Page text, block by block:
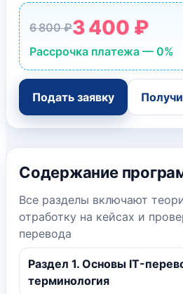
6 800 ₽3 400 ₽
Рассрочка платежа — 0%
Подать заявку
Содержание
Все разделы включают
отработку на кейсах и
перевода
Раздел 1. Основы IT-
терминология